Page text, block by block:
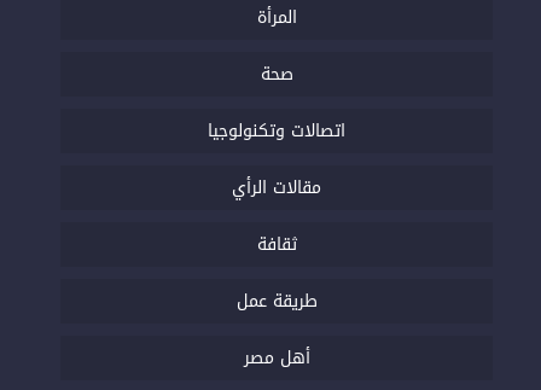
المرأة
صحة
اتصالات وتكنولوجيا
مقالات الرأي
ثقافة
طريقة عمل
أهل مصر